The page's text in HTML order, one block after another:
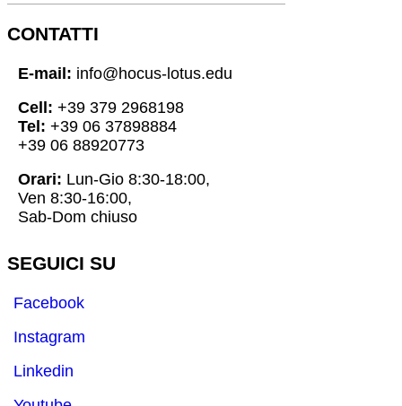
CONTATTI
E-mail: info@hocus-lotus.edu
Cell: +39 379 2968198
Tel: +39 06 37898884
+39 06 88920773
Orari: Lun-Gio 8:30-18:00,
Ven 8:30-16:00,
Sab-Dom chiuso
SEGUICI SU
Facebook
Instagram
Linkedin